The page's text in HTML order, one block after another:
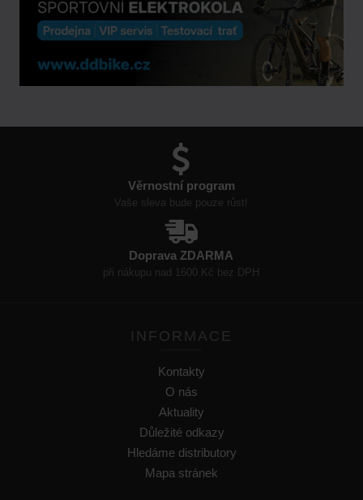
Věrnostní program
Vaše sleva bude pouze růst!
Doprava ZDARMA
při nákupu nad 1600 Kč bez DPH
INFORMACE
Kontakty
O nás
Aktuality
Důležité odkazy
Hledáme distributory
Mapa stránek